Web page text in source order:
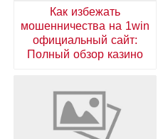
Как избежать
мошенничества на 1win
официальный сайт:
Полный обзор казино